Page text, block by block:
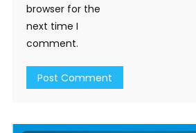
browser for the
next time I
comment.